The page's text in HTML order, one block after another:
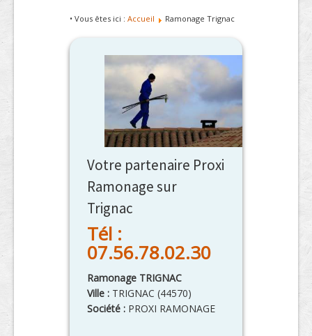
• Vous êtes ici : Accueil Ramonage Trignac
Votre partenaire Proxi
Ramonage sur
Trignac
Tél :
07.56.78.02.30
Ramonage TRIGNAC
Ville : TRIGNAC (44570)
Société : PROXI RAMONAGE